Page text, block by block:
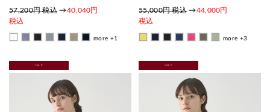
57,200円 税込 →40,040円
税込
more +1
55,000円 税込 →44,000円
税込
more +3
SALE SALE